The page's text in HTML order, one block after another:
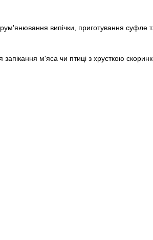
випічки, приготування суфле
м'яса чи птиці з хрусткою